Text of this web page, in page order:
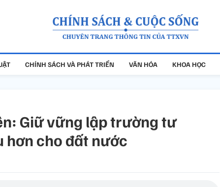
CHÍNH SÁCH VÀ PHÁT TRIỂN VĂN HÓA KHOA HỌC
Giữ vững lập trường tư
hơn cho đất nước